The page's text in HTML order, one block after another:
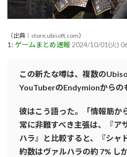
（出典： store.ubisoft.com）
1: ゲームまとめ速報 2024/10/01(火)
この新たな噂は、複数の
YouTuberのEndymionからの
彼はこう語った。「情報筋か
常に非難すべき主張は、『ア
ハラ』と比較すると、『シャ
約数はヴァルハラの約 7% し